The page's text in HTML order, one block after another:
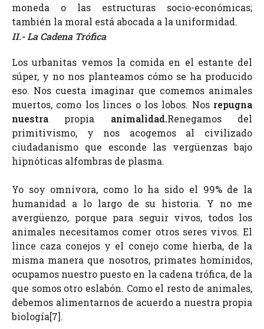
moneda o las estructuras socio-económicas;
también la moral está abocada a la uniformidad.
II.- La Cadena Trófica
Los urbanitas vemos la comida en el estante del
súper, y no nos planteamos cómo se ha producido
eso. Nos cuesta imaginar que comemos animales
muertos, como los linces o los lobos. Nosrepugna
nuestra propia animalidad.Renegamos del
primitivismo, y nos acogemos al civilizado
ciudadanismo que esconde las vergüenzas bajo
hipnóticas alfombras de plasma.
Yo soy omnívora, como lo ha sido el 99% de la
humanidad a lo largo de su historia. Y no me
avergüenzo, porque para seguir vivos, todos los
animales necesitamos comer otros seres vivos. El
lince caza conejos y el conejo come hierba, de la
misma manera que nosotros, primates homínidos,
ocupamos nuestro puesto en la cadena trófica, de la
que somos otro eslabón. Como el resto de animales,
debemos alimentarnos de acuerdo a nuestra propia
biología[7].